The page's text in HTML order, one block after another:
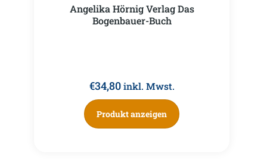
Angelika Hörnig Verlag Das
Bogenbauer-Buch
€34,80 inkl. Mwst.
Produkt anzeigen